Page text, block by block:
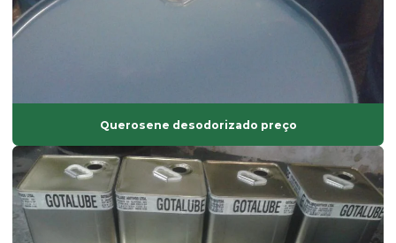
Estearato de zinco
Estearina em pó
Fabricante de composto de pvc
Fabricante de solvente atóxico
Fornecedor de ácido esteárico
Querosene desodorizado preço